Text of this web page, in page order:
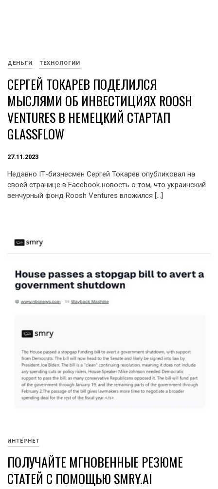
ДЕНЬГИ ТЕХНОЛОГИИ
СЕРГЕЙ ТОКАРЕВ ПОДЕЛИЛСЯ
МЫСЛЯМИ ОБ ИНВЕСТИЦИЯХ ROOSH
VENTURES В НЕМЕЦКИЙ СТАРТАП
GLASSFLOW
27.11.2023
Недавно ІТ-бизнесмен Сергей Токарев опубликовал на
своей странице в Facebook новость о том, что украинский
венчурный фонд Roosh Ventures вложился […]
ИНТЕРНЕТ
ПОЛУЧАЙТЕ МГНОВЕННЫЕ РЕЗЮМЕ
СТАТЕЙ С ПОМОЩЬЮ SMRY.AI